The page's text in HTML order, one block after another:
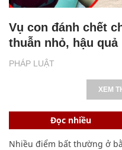
PHÁP LUẬT
Vụ con đánh chết
thuẫn nhỏ, hậu quả
XEM
Đọc nhiều
Nhiều điểm bất thường ở